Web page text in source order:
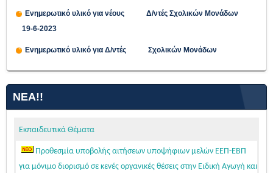
Ενημερωτικό υλικό για νέους Δ/ντές Σχολικών Μονάδων
19-6-2023
Ενημερωτικό υλικό για Δ/ντές Σχολικών Μονάδων
ΝΈΑ!!
Εκπαιδευτικά Θέματα
Προθεσμία υποβολής αιτήσεων υποψήφιων μελών ΕΕΠ-ΕΒΠ
για μόνιμο διορισμό σε κενές οργανικές θέσεις στην Ειδική Αγωγή και